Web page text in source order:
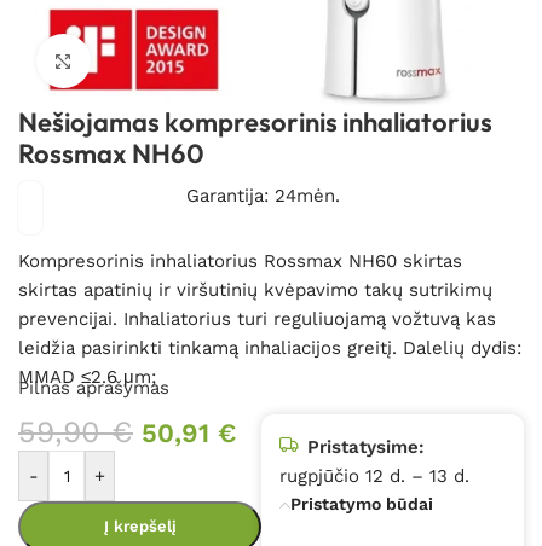
Spustelėkite, kad padidintumėte
Nešiojamas kompresorinis inhaliatorius
Rossmax NH60
Garantija: 24mėn.
Kompresorinis inhaliatorius Rossmax NH60 skirtas
skirtas apatinių ir viršutinių kvėpavimo takų sutrikimų
prevencijai. Inhaliatorius turi reguliuojamą vožtuvą kas
leidžia pasirinkti tinkamą inhaliacijos greitį. Dalelių dydis:
MMAD ≤2.6 μm;
Pilnas aprašymas
59,90€ 50,91 €
- +
Į krepšelį
Pristatysime:
rugpjūčio 12 d. – 13 d.
Pristatymo būdai